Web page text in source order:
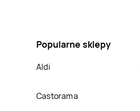
Popularne sklepy
Aldi
Castorama